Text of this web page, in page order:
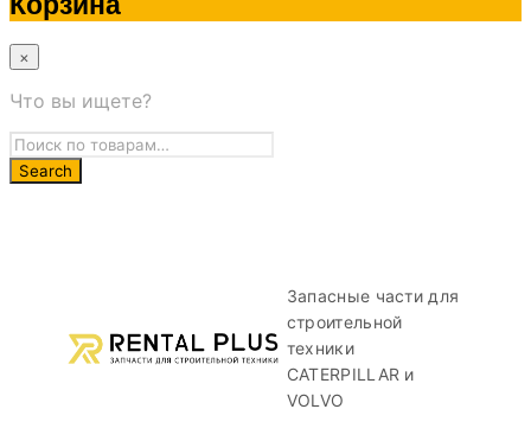
×
Что вы ищете?
Запасные части для
строительной
техники
CATERPILLAR и
VOLVO